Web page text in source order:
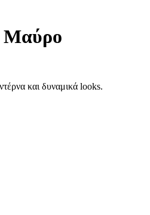
Μαύρο
και δυναμικά looks.